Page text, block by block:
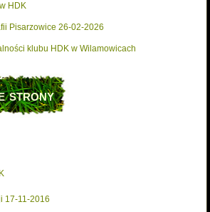
HDK
Pisarzowice 26-02-2026
klubu HDK w Wilamowicach
strony
17-11-2016